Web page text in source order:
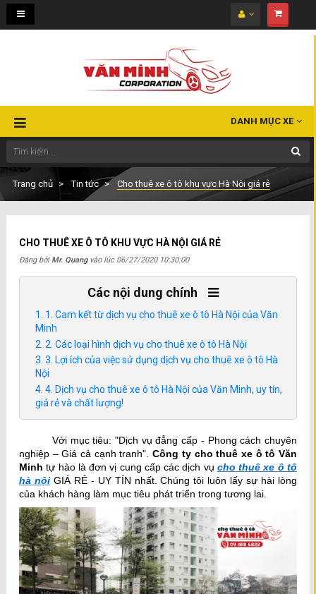
Toggle
navigation
DANH MỤC XE
Trang chủ Tin tức Cho thuê xe ô tô khu vực Hà Nội giá rẻ
CHO THUÊ XE Ô TÔ KHU VỰC HÀ NỘI GIÁ RẺ
Đăng bởiMr. Quangvào lúc 06/27/2020 10:30:00
Các nội dung chính
1. Cam kết từ dịch vụ cho thuê xe ô tô Hà Nội của Văn
Minh
2. Các loại hình dịch vụ cho thuê xe ô tô Hà Nội
3. Lợi ích của việc sử dụng dịch vụ cho thuê xe ô tô Hà
Nội
4. Dịch vụ cho thuê xe ô tô Hà Nội của Văn Minh, uy tín,
giá rẻ và chất lượng!
Với mục tiêu: "Dịch vụ đẳng cấp - Phong cách chuyên
nghiệp – Giá cả cạnh tranh".Công ty cho thuê xe ô tô Văn
Minh tự hào là đơn vị cung cấp các dịch vụ cho thuê xe ô tô
hà nộiGIÁ RẺ - UY TÍN nhất. Chúng tôi luôn lấy sự hài lòng
của khách hàng làm mục tiêu phát triển trong tương lai.